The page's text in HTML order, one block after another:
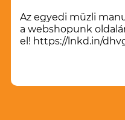
Az egyedi müzli
a webshopunk
el! https://lnkd.in/